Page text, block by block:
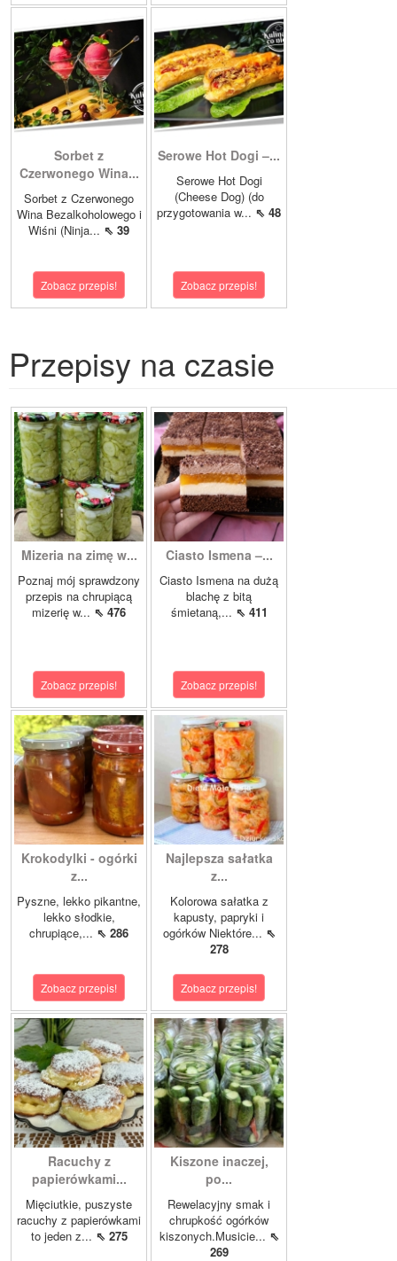
Sorbet z
Czerwonego Wina...
Sorbet z Czerwonego
Wina Bezalkoholowego i
Wiśni (Ninja... ⇖ 39
Zobacz przepis!
Serowe Hot Dogi –...
Serowe Hot Dogi
(Cheese Dog) (do
przygotowania w... ⇖ 48
Zobacz przepis!
Przepisy na czasie
Mizeria na zimę w...
Poznaj mój sprawdzony
przepis na chrupiącą
mizerię w... ⇖ 476
Zobacz przepis!
Ciasto Ismena –...
Ciasto Ismena na dużą
blachę z bitą
śmietaną,... ⇖ 411
Zobacz przepis!
Krokodylki - ogórki
z...
Pyszne, lekko pikantne,
lekko słodkie,
chrupiące,... ⇖ 286
Zobacz przepis!
Najlepsza sałatka
z...
Kolorowa sałatka z
kapusty, papryki i
ogórków Niektóre... ⇖
278
Zobacz przepis!
Racuchy z
papierówkami...
Mięciutkie, puszyste
racuchy z papierówkami
to jeden z... ⇖ 275
Kiszone inaczej,
po...
Rewelacyjny smak i
chrupkość ogórków
kiszonych.Musicie... ⇖
269